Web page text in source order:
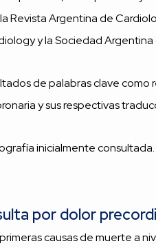
Revista Argentina de
y la Sociedad
de palabras clave
y sus respectivas
inicialmente consultada.
por dolor
causas de muerte a